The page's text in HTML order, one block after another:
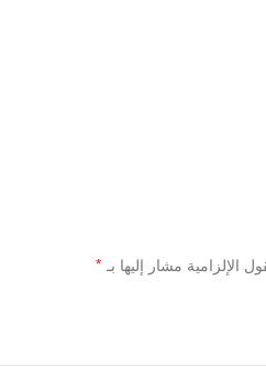
الإلزامية مشار إليها بـ *